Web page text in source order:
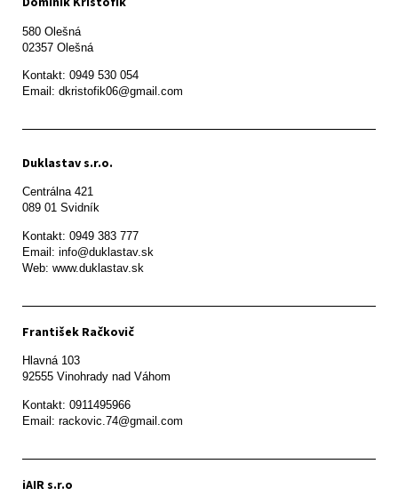
580 Olešná
Kontakt: 0949 530 054
Email: dkristofik06@gmail.com
Duklastav s.r.o.
Centrálna 421
089 01 Svidník
Kontakt: 0949 383 777
Email: info@duklastav.sk
Web: www.duklastav.sk
František Račkovič
Hlavná 103
92555 Vinohrady nad Váhom
Kontakt: 0911495966
Email: rackovic.74@gmail.com
iAIR s.r.o